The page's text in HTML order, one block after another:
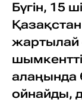
Бүгін, 15
жартылай
алаңында
ойнайды,